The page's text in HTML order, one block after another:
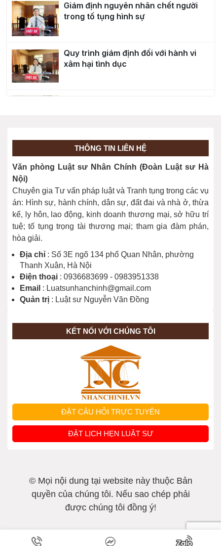
Giám định nguyên nhân chết người
trong tố tụng hình sự
Quy trình giám định đối với hành vi
xâm hại tình dục
Kháng cáo bản án hình sự sơ thẩm
được giảm nhẹ hình phạt khi nào?
Thời hạn chuẩn bị xét xử sơ thẩm vụ
án hình sự thế nào?
thành khẩn khai báo, ăn năn hối cải”
khi nào?
"Tạm đình chỉ” và “phục hồi” giải
quyết tố giác, tin báo về tội phạm khi
Quyền gặp người bị bắt, người bị tạm
giữ, bị can, bị cáo đang bị tạm giam
của luật sư được quy định ra sao?
Quy định về ân giảm án tử hình
Tài sản đang là vật chứng vụ án hình
sự, làm sao để nhận lại?
Chế độ thăm gặp phạm nhân đang thi
hành án hình sự
Luật sư có quyền sao chụp hồ sơ vụ
án hình sự khi nào?
THÔNG TIN LIÊN HỆ
Văn phòng Luật sư Nhân Chính (Đoàn Luật sư Hà
Nội)
Chuyên gia Tư vấn pháp luật và Tranh tụng trong các vụ
án: Hình sự, hành chính, dân sự, đất đai và nhà ở, thừa
kế, ly hôn, lao động, kinh doanh thương mại, sở hữu trí
tuệ; tố tụng trọng tài thương mại; tham gia đàm phán,
hòa giải.
Địa chỉ : Số 3E ngõ 134 phố Quan Nhân, phường
Thanh Xuân, Hà Nội
Điện thoại : 0936683699 - 0983951338
Email : Luatsunhanchinh@gmail.com
Quản trị : Luật sư Nguyễn Văn Đồng
KẾT NỐI VỚI CHÚNG TÔI
ĐẶT CÂU HỎI TRỰC TUYẾN
ĐẶT LỊCH HẸN LUẬT SƯ
© Mọi nội dung tại website này thuộc Bản
quyền của chúng tôi. Nếu sao chép phải
được chúng tôi đồng ý!